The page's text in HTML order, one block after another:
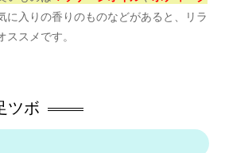
に入りの香りのものなどがあると、リラ
スメです。
ツボ